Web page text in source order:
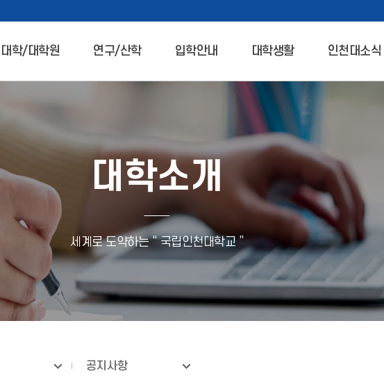
대학/대학원 연구/산학 입학안내 대학생활 인천대소식
대학소개
세계로 도약하는 “ 국립인천대학교 ”
공지사항